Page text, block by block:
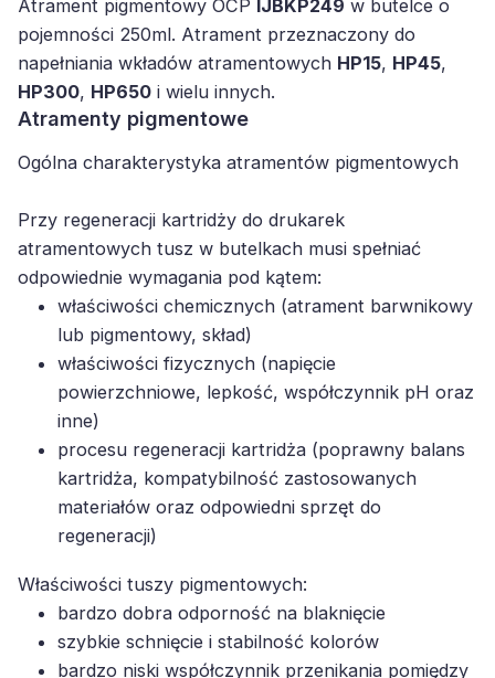
pojemności 250ml. Atrament przeznaczony do
napełniania wkładów atramentowych
HP15,
HP300
Atramenty pigmentowe
Ogólna charakterystyka atramentów pigmentowych
Przy regeneracji kartridży do drukarek
atramentowych tusz w butelkach musi spełniać
odpowiednie wymagania pod kątem:
właściwości chemicznych (atrament barwnikowy
lub pigmentowy, skład)
właściwości fizycznych (napięcie
powierzchniowe, lepkość, współczynnik pH oraz
inne)
procesu regeneracji kartridża (poprawny balans
kartridża, kompatybilność zastosowanych
materiałów oraz odpowiedni sprzęt do
regeneracji)
Właściwości tuszy pigmentowych:
bardzo dobra odporność na blaknięcie
szybkie schnięcie i stabilność kolorów
bardzo niski współczynnik przenikania pomiędzy